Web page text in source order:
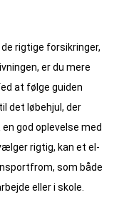
rigtige forsikringer,
er du mere
at følge guiden
det løbehjul, der
god oplevelse med
rigtig, kan et el-
som både
eller i skole.